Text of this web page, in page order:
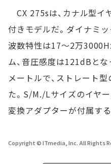
CX 275sは、カナル型イ
付きモデルだ。ダイナミ
波数特性は17～2万
ム、音圧感度は121dBと
メートルで、ストレート
た。S/M./Lサイズのイヤー
変換アダプターが付属す
Copyright © ITmedia, Inc. All Rights